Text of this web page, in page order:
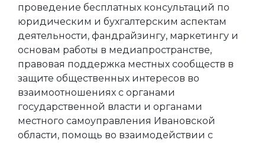
проведение бесплатных консультаций по
юридическим и бухгалтерским аспектам
деятельности, фандрайзингу, маркетингу и
основам работы в медиапространстве,
правовая поддержка местных сообществ в
защите общественных интересов во
взаимоотношениях с органами
государственной власти и органами
местного самоуправления Ивановской
области, помощь во взаимодействии с